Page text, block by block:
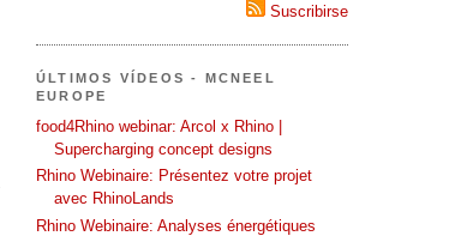
Suscribirse
ÚLTIMOS VÍDEOS - MCNEEL
EUROPE
food4Rhino webinar: Arcol x Rhino |
Supercharging concept designs
Rhino Webinaire: Présentez votre projet
avec RhinoLands
Rhino Webinaire: Analyses énergétiques